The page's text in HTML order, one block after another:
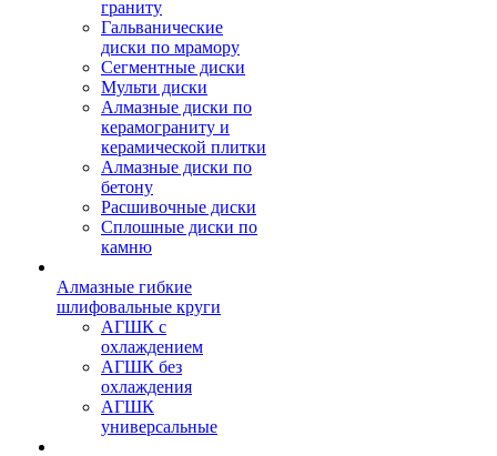
граниту
Гальванические
диски по мрамору
Сегментные диски
Мульти диски
Алмазные диски по
керамограниту и
керамической плитки
Алмазные диски по
бетону
Расшивочные диски
Сплошные диски по
камню
Алмазные гибкие
шлифовальные круги
АГШК с
охлаждением
АГШК без
охлаждения
АГШК
универсальные